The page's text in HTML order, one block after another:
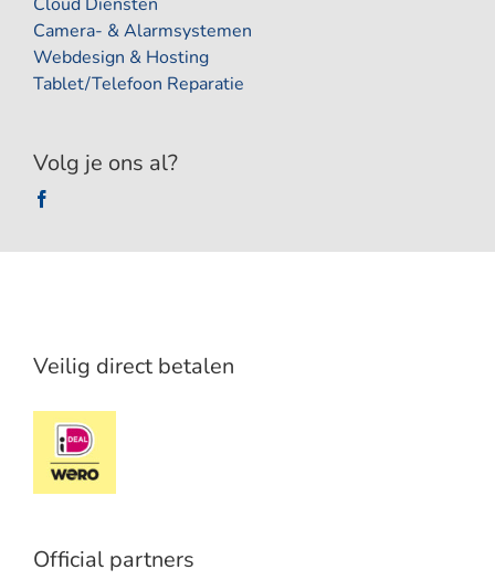
Camera- & Alarmsystemen
Webdesign & Hosting
Tablet/Telefoon Reparatie
Volg je ons al?
Veilig direct betalen
Official partners